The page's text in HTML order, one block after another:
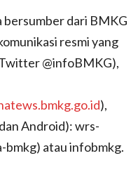
bersumber dari BMKG
resmi yang
@infoBMKG),
),
Android): wrs-
bmkg) atau infobmkg.